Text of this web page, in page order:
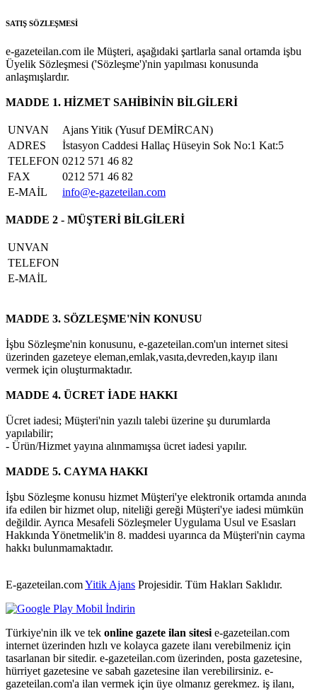
SATIŞ SÖZLEŞMESİ
e-gazeteilan.com ile Müşteri, aşağıdaki şartlarla sanal ortamda işbu
Üyelik Sözleşmesi ('Sözleşme')'nin yapılması konusunda
anlaşmışlardır.
MADDE 1. HİZMET SAHİBİNİN BİLGİLERİ
UNVAN
Ajans Yitik (Yusuf DEMİRCAN)
ADRES
İstasyon Caddesi Hallaç Hüseyin Sok No:1 Kat:5
TELEFON 0212 571 46 82
FAX
0212 571 46 82
E-MAİL
info@e-gazeteilan.com
MADDE 2 - MÜŞTERİ BİLGİLERİ
UNVAN
TELEFON
E-MAİL
MADDE 3. SÖZLEŞME'NİN KONUSU
İşbu Sözleşme'nin konusunu, e-gazeteilan.com'un internet sitesi
üzerinden gazeteye eleman,emlak,vasıta,devreden,kayıp ilanı
vermek için oluşturmaktadır.
MADDE 4. ÜCRET İADE HAKKI
Ücret iadesi; Müşteri'nin yazılı talebi üzerine şu durumlarda
yapılabilir;
- Ürün/Hizmet yayına alınmamışsa ücret iadesi yapılır.
MADDE 5. CAYMA HAKKI
İşbu Sözleşme konusu hizmet Müşteri'ye elektronik ortamda anında
ifa edilen bir hizmet olup, niteliği gereği Müşteri'ye iadesi mümkün
değildir. Ayrıca Mesafeli Sözleşmeler Uygulama Usul ve Esasları
Hakkında Yönetmelik'in 8. maddesi uyarınca da Müşteri'nin cayma
hakkı bulunmamaktadır.
E-gazeteilan.comYitik Ajans Projesidir. Tüm Hakları Saklıdır.
Türkiye'nin ilk ve tek online gazete ilan sitesi e-gazeteilan.com
internet üzerinden hızlı ve kolayca gazete ilanı verebilmeniz için
tasarlanan bir sitedir. e-gazeteilan.com üzerinden, posta gazetesine,
hürriyet gazetesine ve sabah gazetesine ilan verebilirsiniz. e-
gazeteilan.com'a ilan vermek için üye olmanız gerekmez. iş ilanı,